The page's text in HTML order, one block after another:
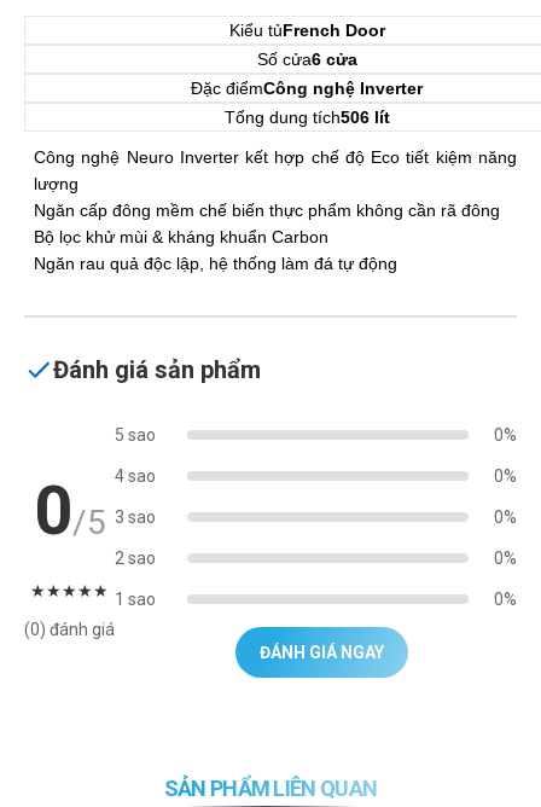
Kiểu tủFrench Door
Số cửa6 cửa
Đặc điểmCông nghệ Inverter
Tổng dung tích506 lít
Công nghệ Neuro Inverter kết hợp chế độ Eco tiết kiệm năng
lượng
Ngăn cấp đông mềm chế biến thực phẩm không cần rã đông
Bộ lọc khử mùi & kháng khuẩn Carbon
Ngăn rau quả độc lập, hệ thống làm đá tự động
Đánh giá sản phẩm
0/5
★★★★★
(0) đánh giá
5 sao 0%
4 sao 0%
3 sao 0%
2 sao 0%
1 sao 0%
ĐÁNH GIÁ NGAY
SẢN PHẨM LIÊN QUAN